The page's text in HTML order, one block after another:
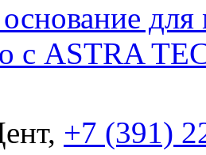
с ASTRA
+7 (391)